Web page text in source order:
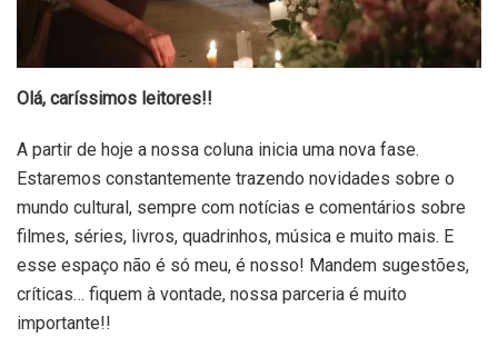
Olá, caríssimos leitores!!
A partir de hoje a nossa coluna inicia uma nova fase.
Estaremos constantemente trazendo novidades sobre o
mundo cultural, sempre com notícias e comentários sobre
filmes, séries, livros, quadrinhos, música e muito mais. E
esse espaço não é só meu, é nosso! Mandem sugestões,
críticas… fiquem à vontade, nossa parceria é muito
importante!!